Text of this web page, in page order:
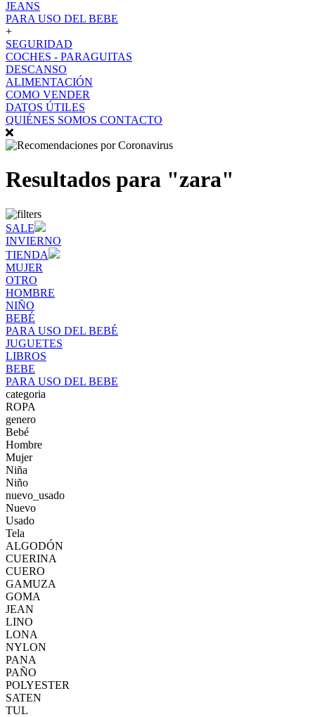
JEANS
PARA USO DEL BEBE
+
SEGURIDAD
COCHES - PARAGUITAS
DESCANSO
ALIMENTACIÓN
COMO VENDER
DATOS ÚTILES
QUIÉNES SOMOS CONTACTO
Resultados para "zara"
SALE
INVIERNO
TIENDA
MUJER
OTRO
HOMBRE
NIÑO
BEBÉ
PARA USO DEL BEBÉ
JUGUETES
LIBROS
BEBE
PARA USO DEL BEBE
categoria
ROPA
genero
Bebé
Hombre
Mujer
Niña
Niño
nuevo_usado
Nuevo
Usado
Tela
ALGODÓN
CUERINA
CUERO
GAMUZA
GOMA
JEAN
LINO
LONA
NYLON
PANA
PAÑO
POLYESTER
SATEN
TUL